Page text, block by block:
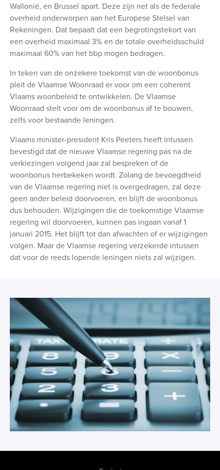
Wallonië, en Brussel apart. Deze zijn net als de federale
overheid onderworpen aan het Europese Stelsel van
Rekeningen. Dat bepaalt dat een begrotingstekort van
een overheid maximaal 3% en de totale overheidsschuld
maximaal 60% van het bbp mogen bedragen.
In teken van de onzekere toekomst van de woonbonus
pleit de Vlaamse Woonraad er voor om een coherent
Vlaams woonbeleid te ontwikkelen. De Vlaamse
Woonraad stelt voor om de woonbonus af te bouwen,
zelfs voor bestaande leningen.
Vlaams minister-president Kris Peeters heeft intussen
bevestigd dat de nieuwe Vlaamse regering pas na de
verkiezingen volgend jaar zal bespreken of de
woonbonus herbekeken wordt. Zolang de bevoegdheid
van de Vlaamse regering niet is overgedragen, zal deze
geen ander beleid doorvoeren, en blijft de woonbonus
dus behouden. Wijzigingen die de toekomstige Vlaamse
regering wil doorvoeren, kunnen pas ingaan vanaf 1
januari 2015. Het blijft tot dan afwachten of er wijzigingen
volgen. Maar de Vlaamse regering verzekerde intussen
dat voor de reeds lopende leningen niets zal wijzigen.